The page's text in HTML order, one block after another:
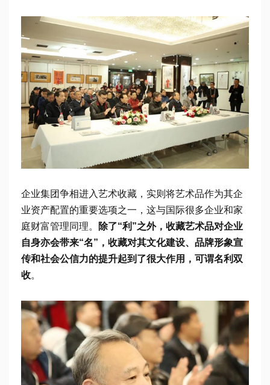
企业集团争相进入艺术收藏，实则将艺术品作为其企
业资产配置的重要选项之一，这与国际很多企业和家
庭财富管理同理。
除了“利”之外，收藏艺术品对企业
自身亦会带来“名”，收藏对其文化建设、品牌形象宣
传和社会公信力的提升起到了很大作用，可谓名利双
收。